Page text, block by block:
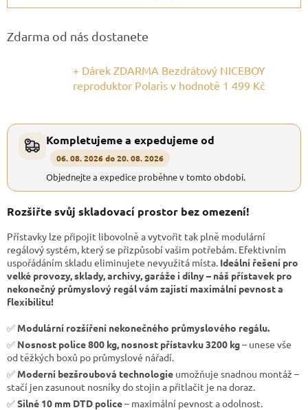
Zdarma od nás dostanete
+ Dárek ZDARMA Bezdrátový NICEBOY
reproduktor Polaris v hodnotě 1 499 Kč
Kompletujeme a expedujeme od
06. 08. 2026 do 20. 08. 2026
Objednejte a expedice proběhne v tomto období.
Rozšiřte svůj skladovací prostor bez omezení!
Přístavky lze připojit libovolně a vytvořit tak plně modulární
regálový systém, který se přizpůsobí vašim potřebám. Efektivním
uspořádáním skladu eliminujete nevyužitá místa. Ideální řešení pro
velké provozy, sklady, archivy, garáže i dílny – náš přístavek pro
nekonečný průmyslový regál vám zajistí maximální pevnost a
flexibilitu!
✅ Modulární rozšíření nekonečného průmyslového regálu.
✅ Nosnost police 800 kg, nosnost přístavku 3200 kg– unese vše
od těžkých boxů po průmyslové nářadí.
✅ Moderní bezšroubová technologie umožňuje snadnou montáž –
stačí jen zasunout nosníky do stojin a přitlačit je na doraz.
✅Silné 10 mm DTD police– maximální pevnost a odolnost.